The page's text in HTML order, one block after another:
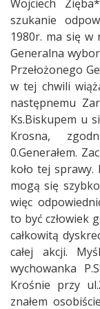
Wojciech
szukanie
1980r. ma się w
Generalna
Przełożonego
w tej chwili
następnemu
Ks.Biskupem u
Krosna,
0.Generałem.
koło tej sprawy.
mogą się
więc
to być człowiek
całkowitą
całej akcji.
wychowanka
Krośnie przy
znałem